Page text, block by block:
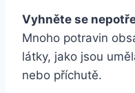
Vyhněte se
Mnoho potravin
látky, jako jsou
nebo příchutě.